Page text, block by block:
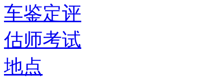
车鉴定评
估师考试
地点